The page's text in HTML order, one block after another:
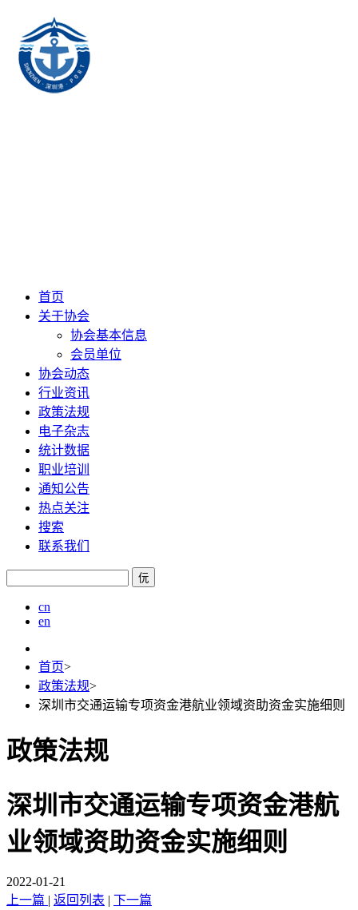
首页
关于协会
协会基本信息
会员单位
协会动态
行业资讯
政策法规
电子杂志
统计数据
职业培训
通知公告
热点关注
搜索
联系我们
㐾
cn
en
首页>
政策法规>
深圳市交通运输专项资金港航业领域资助资金实施细则
政策法规
深圳市交通运输专项资金港航
业领域资助资金实施细则
2022-01-21
上一篇 | 返回列表 | 下一篇